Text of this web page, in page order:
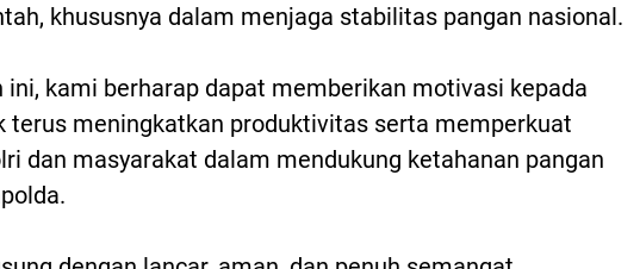
khususnya dalam menjaga stabilitas pangan nasional.
ini, kami berharap dapat memberikan motivasi kepada
terus meningkatkan produktivitas serta memperkuat
dan masyarakat dalam mendukung ketahanan pangan